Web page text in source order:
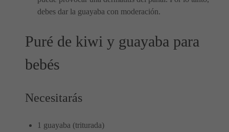
debes dar la guayaba con moderación.
Puré de kiwi y guayaba para
bebés
Necesitarás
1 guayaba (triturada)